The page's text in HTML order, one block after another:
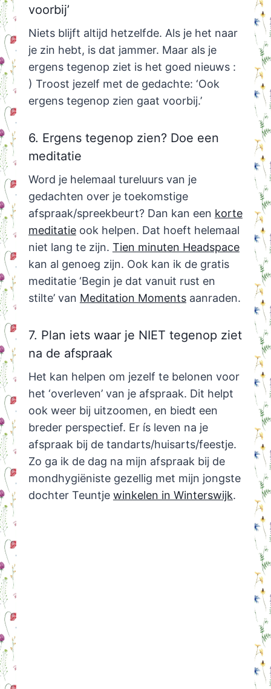
voorbij’
Niets blijft altijd hetzelfde. Als je het naar
je zin hebt, is dat jammer. Maar als je
ergens tegenop ziet is het goed nieuws :
) Troost jezelf met de gedachte: ‘Ook
ergens tegenop zien gaat voorbij.’
6. Ergens tegenop zien? Doe een
meditatie
Word je helemaal tureluurs van je
gedachten over je toekomstige
afspraak/spreekbeurt? Dan kan een korte
meditatieook helpen. Dat hoeft helemaal
niet lang te zijn. Tien minuten Headspace
kan al genoeg zijn. Ook kan ik de gratis
meditatie ‘Begin je dat vanuit rust en
stilte’ van Meditation Momentsaanraden.
7. Plan iets waar je NIET tegenop ziet
na de afspraak
Het kan helpen om jezelf te belonen voor
het ‘overleven’ van je afspraak. Dit helpt
ook weer bij uitzoomen, en biedt een
breder perspectief. Er ís leven na je
afspraak bij de tandarts/huisarts/feestje.
Zo ga ik de dag na mijn afspraak bij de
mondhygiëniste gezellig met mijn jongste
dochter Teuntje winkelen in Winterswijk.